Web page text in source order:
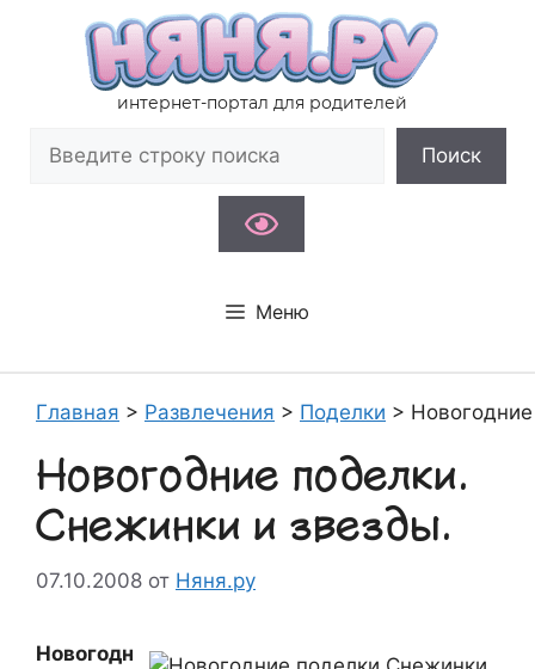
содержимому
интернет-портал для родителей
Поиск
Меню
Главная > Развлечения > Поделки >
Новогодние поделки.
Снежинки и звезды.
07.10.2008 от Няня.ру
Новогодн